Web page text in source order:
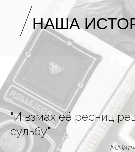
НАША
"И взмах её ресниц
судьбу"